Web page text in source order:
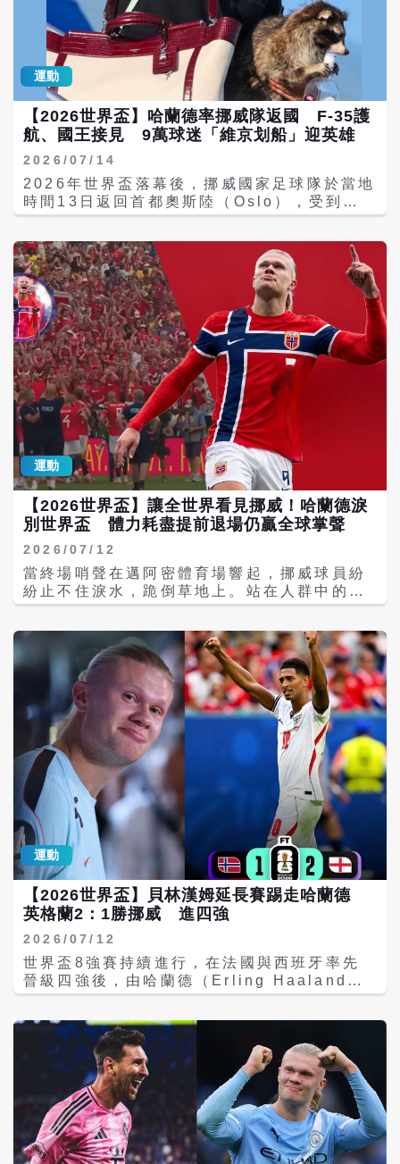
1990年代奪得挪威全國冠軍。外界普遍認為，
哈蘭德出色的身體素質與運動能力，與母親的
田徑天賦有著密不可分的關係。 然而，母親留
給他的不只是基因，更是一套嚴謹的生活態
度。身為體育老師，葛麗特對孩子的要求格外
嚴格。從小規定作息必須規律、不准遲到、不
准偷懶，飲食也受到管理，包括限制含糖飲料
及部分高糖、高油脂食品，希望孩子養成健康
的生活習慣。 當其他孩子放學後能夠自在休息
養紀律，將運動員應有的生活方式深植於日常
之中。這些看似嚴格的要求，也成為他日後能
了母親之外，哈蘭德的父親阿爾夫－－英格．
哈蘭德（Alf-Inge Haaland）同樣是知名足
球員，曾效力英超諾丁漢森林、利茲聯及曼
城，並代表挪威國家隊出賽。退役後，他持續
陪伴兒子規劃職業生涯，提供經驗與建議。 值
得一提的是，哈蘭德的全名為「Erling Braut
Haaland」，其中「Braut」正是母親家族的
姓氏，也象徵他對母親及外家家族的認同。 在
家庭方面，哈蘭德與同鄉女友伊莎貝爾．豪格
森．約翰森（Isabel Haugseng
Johansen）感情穩定，兩人從小相識，曾接
受相同足球青訓體系培育，並於2024年底迎來
第一個孩子，展開人生新階段。 從優秀的運動
世家，到母親近乎嚴格的教養方式，再到自身
持之以恆的自律，哈蘭德的成功並非一夕之
間，而是天賦、家庭與努力共同累積而成。如
今，他不僅是挪威足球的代表人物，更持續以
世界級表現，在國際足壇寫下屬於自己的傳
奇。
運動
【2026世界盃】哈蘭德率挪威隊返國 F-35護
航、國王接見 9萬球迷「維京划船」迎英雄
2026/07/14
2026年世界盃落幕後，挪威國家足球隊於當地
時間13日返回首都奧斯陸（Oslo），受到最
高規格的英雄式歡迎。專機進入挪威領空後，
場時，消防車依慣例噴灑水柱形成象徵迎賓的
「水門禮」，迎接球隊凱旋歸國。 現場直播畫
面顯示，前鋒哈蘭德（Erling Haaland）步
下飛機時，肩背隨身包，手中抱著一隻浣熊玩
偶，成為媒體與球迷關注焦點。據挪威媒體報
導，這隻玩偶是他在本屆世界盃期間於美國達
拉斯（Dallas）購買的紀念品，造型為浣熊雙
手抱著一只空的威士忌酒瓶；另有消息指出，
該玩偶售價約750美元，哈蘭德也趁行程購買
牛仔帽與牛仔靴等當地特色商品。 返國後，挪
威全隊隨即前往奧斯陸王宮，接受國王哈拉爾
五世（King Harald V）與王后宋雅
（Queen Sonja）接見。兩人逐一與球員及
教練團握手致意，感謝球隊在世界盃寫下歷史
新頁。 隨後，球隊移師王宮廣場，現場約有9
萬名球迷聚集歡迎。挪威球迷在本屆世界盃爆
合鼓聲做出划槳動作，場面壯觀。挪威王儲哈
康（Crown Prince Haakon）也親自擊鼓，
與球員及球迷共同參與這項慶祝儀式，王儲妃
Marit）、英格麗德．亞歷山德拉公主
（Princess Ingrid Alexandra）及斯韋
雷．馬格努斯王子（Prince Sverre
Magnus）等王室成員亦現身共襄盛舉。 活動
結束後，全隊搭乘敞篷巴士展開市區巡遊，自
王宮沿著卡爾約翰大道前往市政廳廣場，沿途
吸引大批民眾夾道歡迎，球員也多次與球迷互
動，一同重現「維京划船」應援動作。 挪威本
屆世界盃表現亮眼，時隔28年重返世界盃會內
賽便一路扮演黑馬角色，小組賽以2勝1敗晉級
淘汰賽，16強以2比1擊敗巴西，歷史性闖進8
強，最終在8強賽以1比2遭英格蘭逆轉，止步8
強，以第5名作收，締造隊史世界盃最佳成
績。 為慶祝球隊締造新猷，挪威政府與足協特
別籌辦返國歡迎活動，球隊專機更被暱稱為
「Ro Ro Ro Ro Airlines」，呼應世界盃期
間風靡全球的「維京划船」應援文化，也象徵
全國對這支締造歷史球隊的高度肯定。
運動
【2026世界盃】讓全世界看見挪威！哈蘭德淚
別世界盃 體力耗盡提前退場仍贏全球掌聲
2026/07/12
當終場哨聲在邁阿密體育場響起，挪威球員紛
紛止不住淚水，跪倒草地上。站在人群中的哈
蘭德（Erling Haaland）沒有怒吼，也沒責
24歲的世界級前鋒，最終沒能率領挪威更進一
步，不敵英格蘭結束本屆驚奇之旅。然而，哈
蘭德賽後的一句話，卻成了這支球隊最動人的
註腳：「我想，我們已讓全世界都看見挪威
了。」 對這支人口不到600萬、睽違28年才重
返世界盃舞台的北歐球隊而言，這場失利並非
旅程的終點，而是重新站上世界舞台起點。整
屆賽事攻入7球、長時間高居金靴榜前列的哈
蘭德，不僅帶領挪威寫下隊史最佳世界盃戰
績，也讓世界重新認識這支曾被視為足球小國
的國家隊。 體力與傷勢雙重夾擊 主帥坦言
「他真的踢不動了」 對戰英格蘭的這場戰役，
很不輕鬆。比賽進入延長賽後，下半場第105
分鐘左右，挪威總教練索巴肯（Stle
Solbakken）做出全場最令人錯愕的決定──
將哈蘭德換下。 當時挪威仍落後英格蘭，球迷
但他卻拖著沉重腳步走向場邊，低頭接受隊友
擁抱，提前結束自己的世界盃。賽後，索巴肯
解釋，這不是戰術考量，而是球員身體已經到
他已經踢不動了。」索巴肯坦言，「他在下半
場大腿遭撞擊，形成挫傷，再加上整場比賽以
及整屆賽事累積的體能消耗，我甚至認為，也
許應該提早10分鐘就把他換下。」 索巴肯表
示，哈蘭德已經付出所有能付出的努力，球隊
不能再冒著讓他傷勢惡化的風險繼續留在場
上。 外媒指出，當天邁阿密氣溫超過攝氏33
度，體感溫度更逼近38度，高溫加上潮濕天
運動
【2026世界盃】貝林漢姆延長賽踢走哈蘭德
英格蘭2：1勝挪威 進四強
2026/07/12
世界盃8強賽持續進行，在法國與西班牙率先
晉級四強後，由哈蘭德（Erling Haaland）
領軍的挪威，與凱恩（Harry Kane）坐鎮的
格蘭靠著貝林漢姆（Jude Bellingham）梅
開二度，以2：1擊敗挪威，成功搶下四強門
票。 比賽開局由英格蘭掌握較多控球優勢。第
28分鐘，凱恩獲得自由球機會，可惜射門遭挪
威門將尼蘭（rjan Nyland）精彩撲出。隨後
挪威展開反擊，在謝爾德魯普（Andreas
Schjelderup）策動攻勢下率先攻破英格蘭大
門，取得1：0領先。 落後的英格蘭並未因此